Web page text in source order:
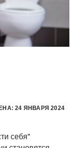
24 ЯНВАРЯ 2024
себя"